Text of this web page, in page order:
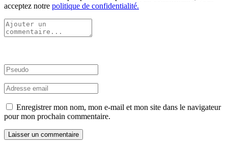
acceptez notre politique de confidentialité.
Enregistrer mon nom, mon e-mail et mon site dans le navigateur
pour mon prochain commentaire.